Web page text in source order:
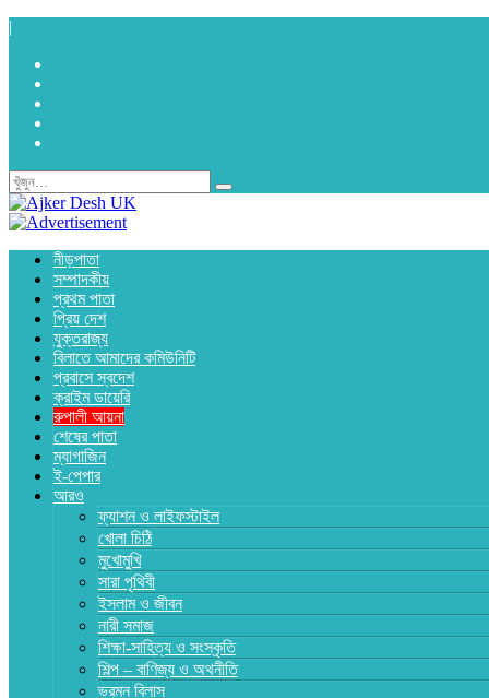
|
নীড়পাতা
সম্পাদকীয়
প্রথম পাতা
প্রিয় দেশ
যুক্তরাজ্য
বিলাতে আমাদের কমিউনিটি
প্রবাসে স্বদেশ
ক্রাইম ডায়েরি
রুপালী আয়না
শেষের পাতা
ম্যাগাজিন
ই-পেপার
আরও
ফ্যাশন ও লাইফস্টাইল
খোলা চিঠি
মুখোমুখি
সারা পৃথিবী
ইসলাম ও জীবন
নারী সমাজ
শিক্ষা-সাহিত্য ও সংস্কৃতি
শিল্প – বাণিজ্য ও অথনীতি
ভ্রমন বিলাস